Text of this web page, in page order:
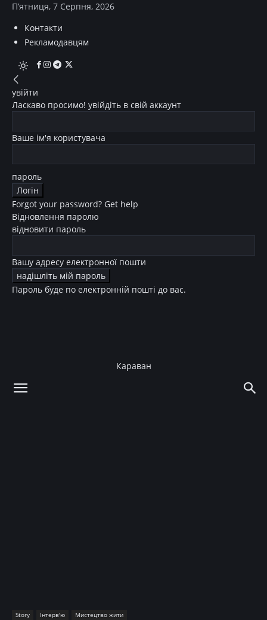
П’ятниця, 7 Серпня, 2026
Контакти
Рекламодавцям
увійти
Ласкаво просимо! увійдіть в свій аккаунт
Ваше ім'я користувача
пароль
Forgot your password? Get help
Відновлення паролю
відновити пароль
Вашу адресу електронної пошти
Пароль буде по електронній пошті до вас.
Караван
Story Інтерв'ю Мистецтво жити